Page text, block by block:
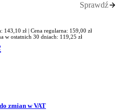
Sprawdź
143,10 zł | Cena regularna: 159,00 zł
w ostatnich 30 dniach: 119,25 zł
zmian w VAT